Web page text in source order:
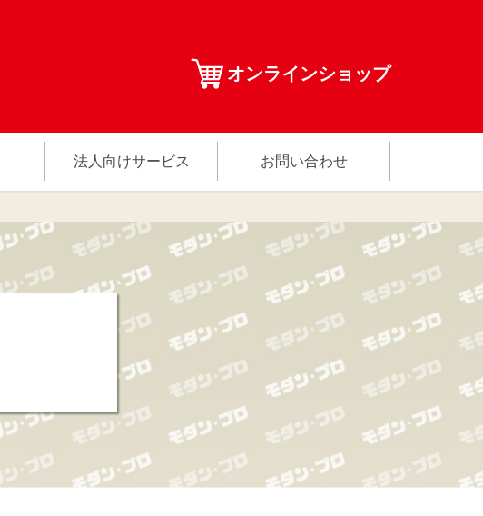
オンラインショップ
法人向けサービス お問い合わせ